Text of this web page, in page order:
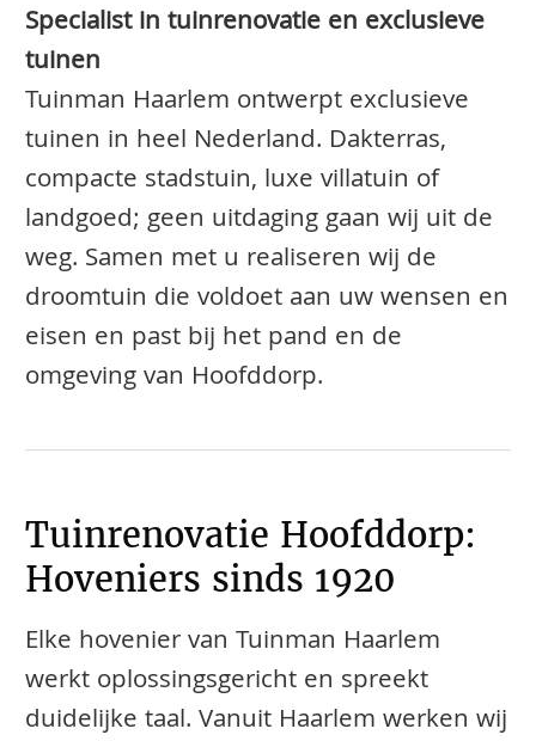
Specialist in tuinrenovatie en exclusieve
tuinen
Tuinman Haarlem ontwerpt exclusieve
tuinen in heel Nederland. Dakterras,
compacte stadstuin, luxe villatuin of
landgoed; geen uitdaging gaan wij uit de
weg. Samen met u realiseren wij de
droomtuin die voldoet aan uw wensen en
eisen en past bij het pand en de
omgeving van Hoofddorp.
Tuinrenovatie Hoofddorp:
Hoveniers sinds 1920
Elke hovenier van Tuinman Haarlem
werkt oplossingsgericht en spreekt
duidelijke taal. Vanuit Haarlem werken wij